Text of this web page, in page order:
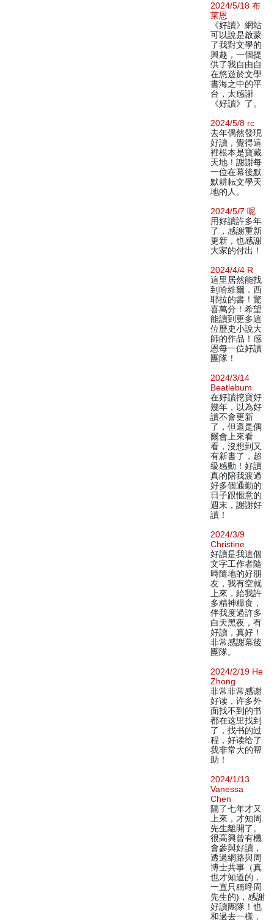
2024/5/18 布
莱恩
《好讀》網站
可以說是啟蒙
了我對文學的
興趣，一個提
供了我自由自
在悠遊於文學
書海之中的平
台，太感謝
《好讀》了。
2024/5/8 rc
去年偶然發現
好讀，覺得這
裡根本是寶藏
天地！謝謝每
一位在幕後默
默耕耘文學天
地的人。
2024/5/7 呢
用好讀許多年
了，感謝重新
更新，也感謝
大家的付出！
2024/4/4 R
這里居然能找
到哈維爾．西
耶拉的書！驚
喜萬分！希望
能讀到更多這
位歷史小說大
師的作品！感
恩每一位好讀
團隊！
2024/3/14
Beatlebum
在好讀挖寶好
幾年，以為好
讀不會更新
了，但還是偶
爾會上來看
看，沒想到又
有新書了，超
級感動！好讀
真的陪我渡過
好多個通勤的
日子跟愜意的
週末，謝謝好
讀！
2024/3/9
Christine
好讀是我這個
文字工作者隨
時隨地的好朋
友，我有空就
上來，給我許
多精神糧食，
伴我度過許多
白天黑夜，有
好讀，真好！
非常感謝幕後
團隊。
2024/2/19 He
Zhong
非常非常感谢
好读，许多外
面找不到的书
都在这里找到
了，找书的过
程，好读给了
我非常大的帮
助！
2024/1/13
Vanessa
Chen
隔了七年才又
上來，才知周
先生離開了。
很高興曾有機
會參與好讀，
透過網路與周
博士共事（真
也才知道的，
一直只稱呼周
先生的)，感謝
好讀團隊！也
和過去一樣，